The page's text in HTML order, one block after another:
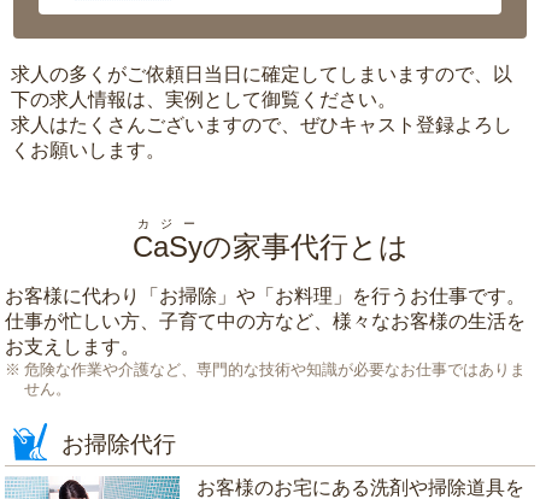
求人の多くがご依頼日当日に確定してしまいますので、以
下の求人情報は、実例として御覧ください。
求人はたくさんございますので、ぜひキャスト登録よろし
くお願いします。
CaSy
カジー
の家事代行とは
お客様に代わり「 お掃除 」や「 お料理 」を行うお仕事です。
仕事が忙しい方、子育て中の方など、様々なお客様の生活を
お支えします。
危険な作業や介護など、専門的な技術や知識が必要なお仕事ではありま
せん。
お掃除代行
お客様のお宅にある洗剤や掃除道具を